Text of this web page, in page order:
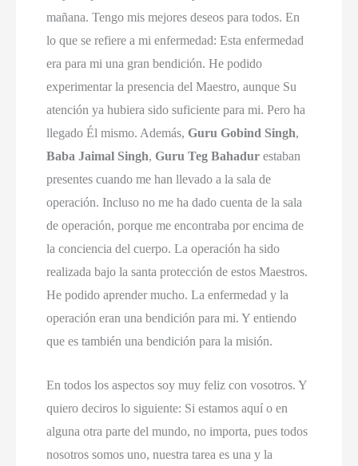
mañana. Tengo mis mejores deseos para todos. En
lo que se refiere a mi enfermedad: Esta enfermedad
era para mi una gran bendición. He podido
experimentar la presencia del Maestro, aunque Su
atención ya hubiera sido suficiente para mi. Pero ha
llegado Él mismo. Además,Guru Gobind Singh,
Baba Jaimal Singh,Guru Teg Bahadur estaban
presentes cuando me han llevado a la sala de
operación. Incluso no me ha dado cuenta de la sala
de operación, porque me encontraba por encima de
la conciencia del cuerpo. La operación ha sido
realizada bajo la santa protección de estos Maestros.
He podido aprender mucho. La enfermedad y la
operación eran una bendición para mi. Y entiendo
que es también una bendición para la misión.
En todos los aspectos soy muy feliz con vosotros. Y
quiero deciros lo siguiente: Si estamos aquí o en
alguna otra parte del mundo, no importa, pues todos
nosotros somos uno, nuestra tarea es una y la